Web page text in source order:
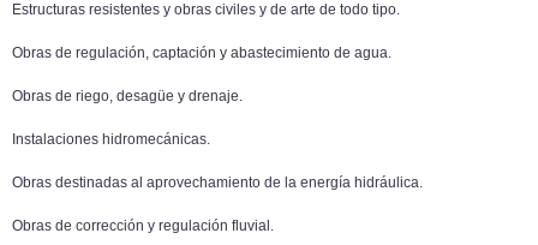
Estructuras resistentes y obras civiles y de arte de todo tipo.
Obras de regulación, captación y abastecimiento de agua.
Obras de riego, desagüe y drenaje.
Instalaciones hidromecánicas.
Obras destinadas al aprovechamiento de la energía hidráulica.
Obras de corrección y regulación fluvial.